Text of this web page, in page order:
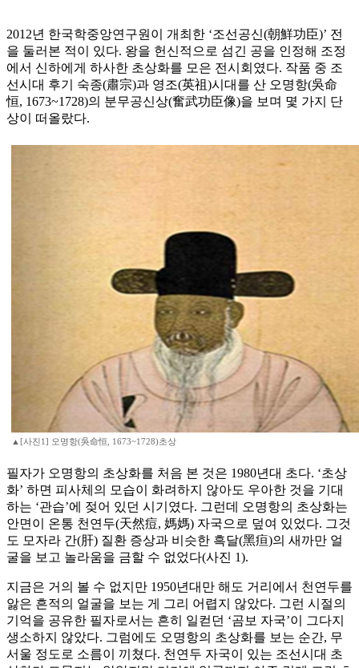
2012년 한국학중앙연구원이 개최한 ‘조선공신(朝鮮功臣)’ 전
을 둘러본 적이 있다. 왕을 헌신적으로 섬긴 공을 인정해 조정
에서 신하에게 하사한 초상화를 모은 전시회였다. 작품 중 조
선시대 후기 숙종(肅宗)과 영조(英祖)시대를 산 오명항(吳命
恒, 1673~1728)의 분무공신상(奮武功臣像)을 보며 몇 가지 단
상이 떠올랐다.
▲[사진1] 오명항(吳命恒, 1673~1728)초상
필자가 오명항의 초상화를 처음 본 것은 1980년대 초다. ‘초상
화’ 하면 피사체의 모습이 화려하지 않아도 우아한 것을 기대
하는 ‘관습’에 젖어 있던 시기였다. 그런데 오명항의 초상화는
안면이 온통 천연두(天然痘, 媽媽) 자국으로 덮여 있었다. 그것
도 모자라 간(肝) 질환 증상과 비슷한 흑달(黑疸)의 새까만 얼
굴을 보고 놀라움을 금할 수 없었다(사진 1).
지금은 거의 볼 수 없지만 1950년대만 해도 거리에서 천연두를
앓은 흔적의 얼굴을 보는 게 그리 어렵지 않았다. 그런 시절의
기억을 공유한 필자로서는 흔히 일컫던 ‘곰보 자국’이 그다지
생소하지 않았다. 그럼에도 오명항의 초상화를 보는 순간, 무
서울 정도로 소름이 끼쳤다. 천연두 자국이 있는 조선시대 초